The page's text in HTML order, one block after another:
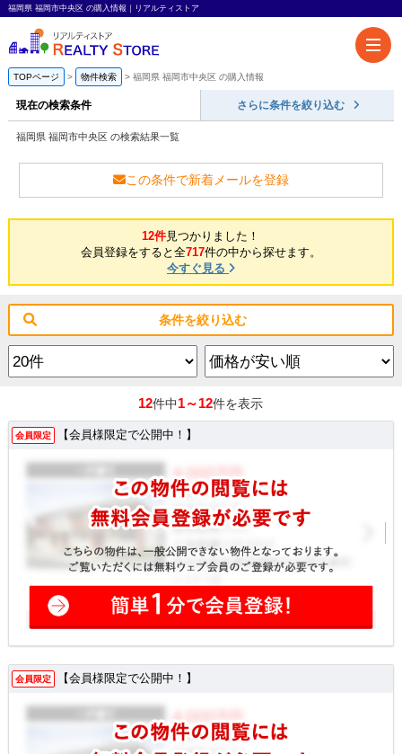
福岡県 福岡市中央区 の購入情報｜リアルティストア
TOPページ 物件検索 福岡県 福岡市中央区 の購入情報
現在の検索条件 さらに条件を絞り込む
福岡県 福岡市中央区 の検索結果一覧
この条件で新着メールを登録
12件見つかりました！
会員登録をすると全717件の中から探せます。
今すぐ見る
条件を絞り込む
12件中1～12件を表示
会員限定 【会員様限定で公開中！】
会員限定 【会員様限定で公開中！】